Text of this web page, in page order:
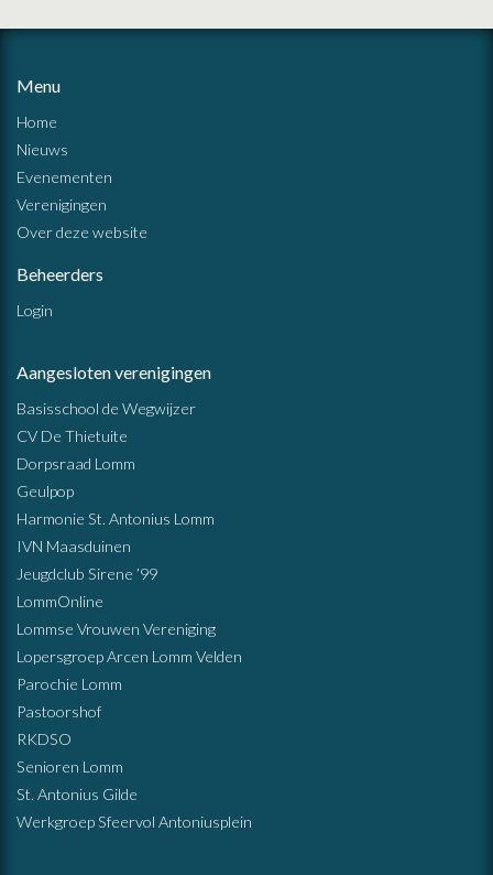
Menu
Home
Nieuws
Evenementen
Verenigingen
Over deze website
Beheerders
Login
Aangesloten verenigingen
Basisschool de Wegwijzer
CV De Thietuite
Dorpsraad Lomm
Geulpop
Harmonie St. Antonius Lomm
IVN Maasduinen
Jeugdclub Sirene ’99
LommOnline
Lommse Vrouwen Vereniging
Lopersgroep Arcen Lomm Velden
Parochie Lomm
Pastoorshof
RKDSO
Senioren Lomm
St. Antonius Gilde
Werkgroep Sfeervol Antoniusplein